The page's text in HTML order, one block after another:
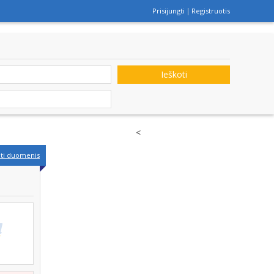
Prisijungti Registruotis
Ieškoti
duomenis
<